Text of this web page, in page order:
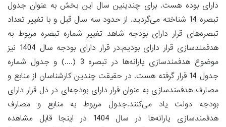
دارای بوده هست. برای چندینین سال این بخش به عنوان جدول
تبصره 14 شناخته می‌گردید. از حدود سه سال قبل و با تغییر تعداد
تبصره‌های قرار دارای بودجه شاهد تغییر شماره تبصره مربوط به
هدفمندسازی قرار دارای بودیم.در قرار دارای بودجه سال 1404 نیز
موضوع هدفمندسازی یارانه‌ها در تبصره 3 (....) و جدول شماره
جدول 14 قرار گرفته هست. در حقیقت چندین کارشناسان از منابع و
مصارف هدفمندسازی به عنوان قرار دارای بودجه‌ای در دل قرار دارای
بودجه دولت یاد می‌کنند.جدول مربوط به منابع و مصارف
هدفمندسازی یارانه‌ها در سال 1404 در اینجا قابل مشاهده